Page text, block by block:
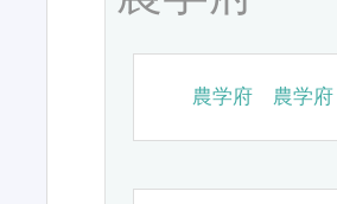
農学府 農学府